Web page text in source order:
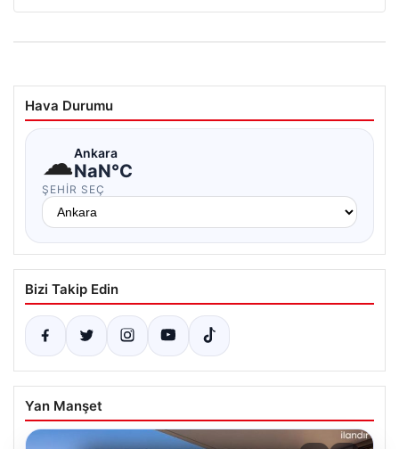
Hava Durumu
☁Ankara
NaN°C
ŞEHIR SEÇ
Bizi Takip Edin
Yan Manşet